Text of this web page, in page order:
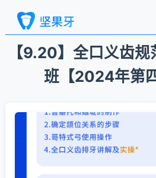
【9.20】全口义齿
班【2024年第